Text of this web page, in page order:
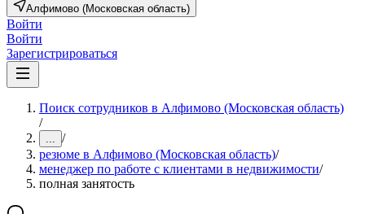
Алфимово (Московская область)
Войти
Войти
Зарегистрироваться
Поиск сотрудников в Алфимово (Московская область)
/
... /
резюме в Алфимово (Московская область)/
менеджер по работе с клиентами в недвижимости/
полная занятость